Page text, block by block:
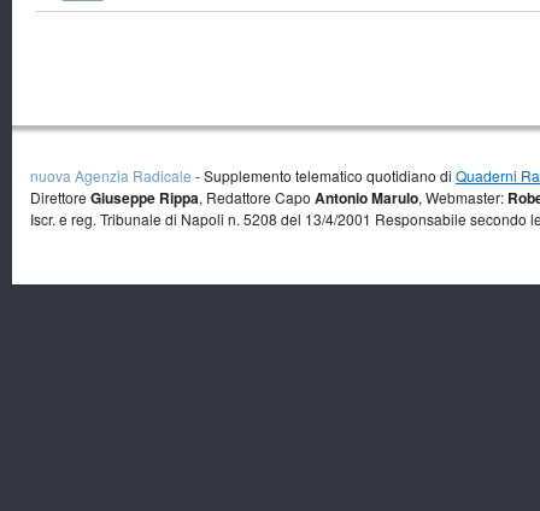
nuova Agenzia Radicale - Supplemento telematico quotidiano di Quaderni
Direttore Giuseppe Rippa, Redattore Capo Antonio Marulo, Webmaster:
Iscr. e reg. Tribunale di Napoli n. 5208 del 13/4/2001 Responsabile secondo